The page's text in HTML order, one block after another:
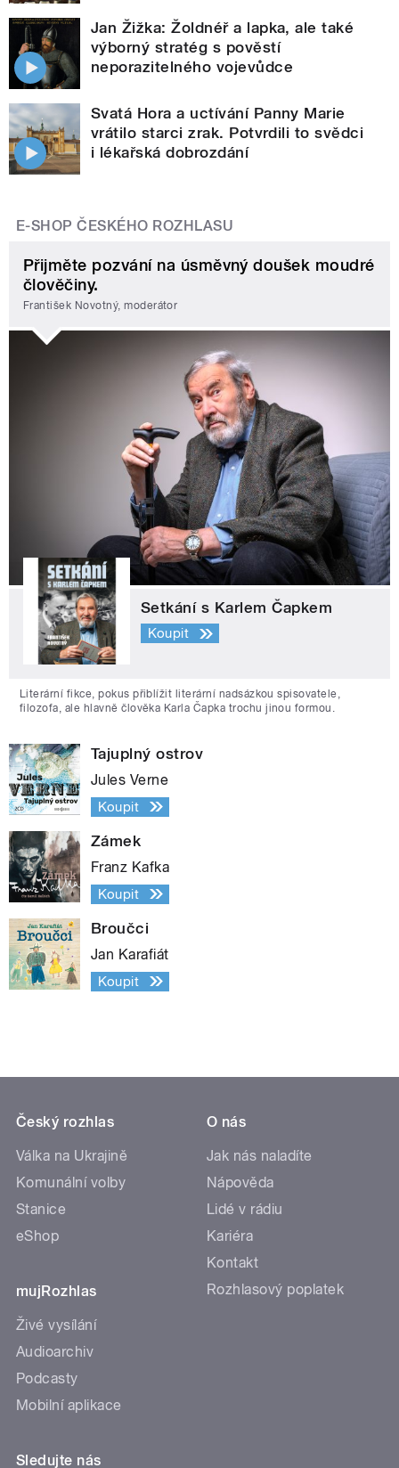
Jan Žižka: Žoldnéř a lapka, ale také
výborný stratég s pověstí
neporazitelného vojevůdce
Svatá Hora a uctívání Panny Marie
vrátilo starci zrak. Potvrdili to svědci
i lékařská dobrozdání
E-SHOP ČESKÉHO ROZHLASU
Přijměte pozvání na úsměvný doušek moudré
člověčiny.
František Novotný, moderátor
Setkání s Karlem Čapkem
Koupit
Literární fikce, pokus přiblížit literární nadsázkou spisovatele,
filozofa, ale hlavně člověka Karla Čapka trochu jinou formou.
Tajuplný ostrov
Jules Verne
Koupit
Zámek
Franz Kafka
Koupit
Broučci
Jan Karafiát
Koupit
Český rozhlas
Válka na Ukrajině
Komunální volby
Stanice
eShop
mujRozhlas
Živé vysílání
Audioarchiv
Podcasty
Mobilní aplikace
O nás
Jak nás naladíte
Nápověda
Lidé v rádiu
Kariéra
Kontakt
Rozhlasový poplatek
Sledujte nás